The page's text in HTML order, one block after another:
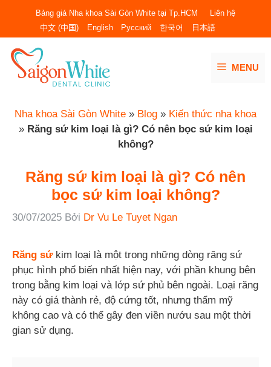
nội
dung
Bảng giá Nha khoa Sài Gòn White tại Tp.HCM
Liên hệ
中文 (中国)
English Русский 한국어 日本語
MENU
Nha khoa Sài Gòn White » Blog » Kiến thức nha khoa
» Răng sứ kim loại là gì? Có nên bọc sứ kim loại
không?
Răng sứ kim loại là gì? Có nên
bọc sứ kim loại không?
30/07/2025 Bởi Dr Vu Le Tuyet Ngan
Răng sứ kim loại là một trong những dòng răng sứ
phục hình phổ biến nhất hiện nay, với phần khung bên
trong bằng kim loại và lớp sứ phủ bên ngoài. Loại răng
này có giá thành rẻ, độ cứng tốt, nhưng thẩm mỹ
không cao và có thể gây đen viền nướu sau một thời
gian sử dụng.